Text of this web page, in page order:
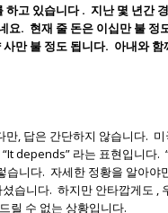
하고 있습니다. 지난 몇 년간
요. 현재 줄 돈은 이십만 불 정
만 불 정도 됩니다. 아내와 함
만, 답은 간단하지 않습니다. 미
depends” 라는 표현입니다.
습니다. 자세한 정황을 알아야
습니다. 하지만 안타깝게도 ,
릴 수 없는 상황입니다.